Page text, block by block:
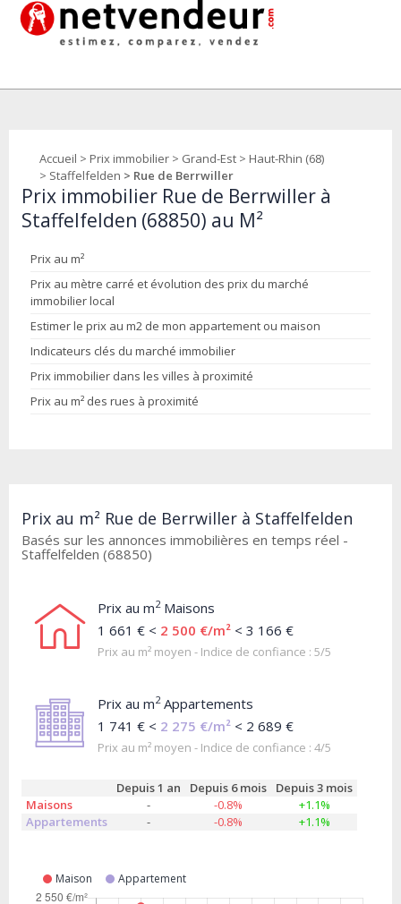
Accueil > Prix immobilier > Grand-Est > Haut-Rhin (68)
> Staffelfelden > Rue de Berrwiller
Prix immobilier Rue de Berrwiller à
Staffelfelden (68850) au M²
Prix au m²
Prix au mètre carré et évolution des prix du marché
immobilier local
Estimer le prix au m2 de mon appartement ou maison
Indicateurs clés du marché immobilier
Prix immobilier dans les villes à proximité
Prix au m² des rues à proximité
Prix au m² Rue de Berrwiller à Staffelfelden
Basés sur les annonces immobilières en temps réel -
Staffelfelden (68850)
Prix au m2Maisons
1 661 € < 2 500 €/m² < 3 166 €
Prix au m² moyen - Indice de confiance : 5/5
Prix au m2Appartements
1 741 € < 2 275 €/m² < 2 689 €
Prix au m² moyen - Indice de confiance : 4/5
Depuis 1 an Depuis 6 mois
Depuis 3 mois
Maisons
- -0.8%
+1.1%
Appartements
- -0.8% +1.1%
Maison Appartement